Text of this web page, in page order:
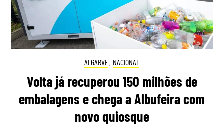
ALGARVE, NACIONAL
Volta já recuperou 150 milhões de
embalagens e chega a Albufeira com
novo quiosque